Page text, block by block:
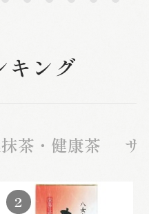
キング
茶・健康茶 サ
2